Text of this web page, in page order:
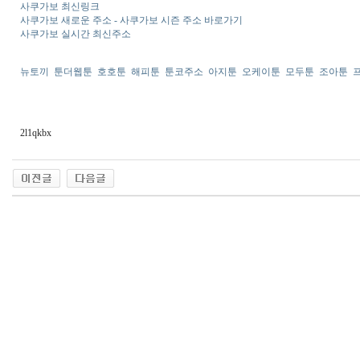
사쿠가보 최신링크
사쿠가보 새로운 주소 - 사쿠가보 시즌 주소 바로가기
사쿠가보 실시간 최신주소
뉴토끼 툰더웹툰 호호툰 해피툰 툰코주소 아지툰 오케이툰 모두툰 조아툰
2l1qkbx